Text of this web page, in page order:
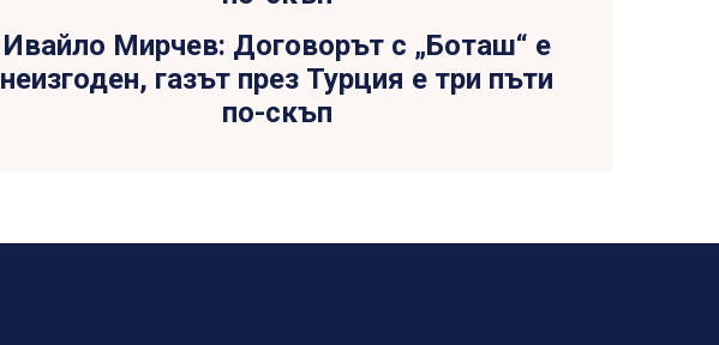
Ивайло Мирчев: Договорът с „Боташ“ е
неизгоден, газът през Турция е три пъти
по-скъп